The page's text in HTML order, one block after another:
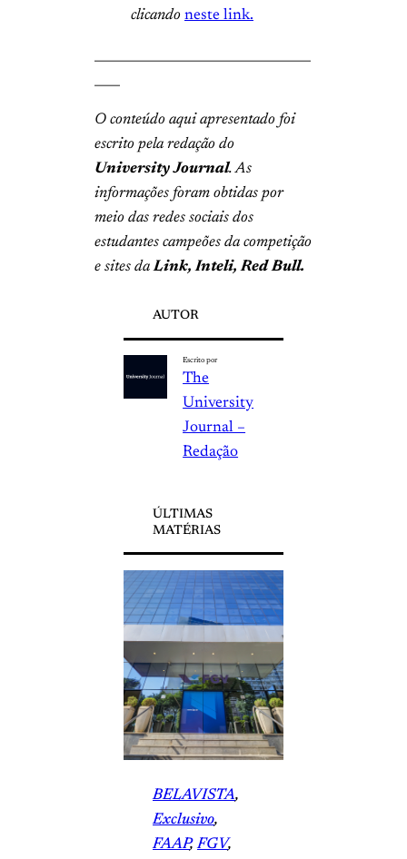
clicando neste link.
O conteúdo aqui apresentado foi
escrito pela redação do
University Journal. As
informações foram obtidas por
meio das redes sociais dos
estudantes campeões da competição
e sites daLink, Inteli, Red Bull.
AUTOR
Escrito por
The
University
Journal –
Redação
ÚLTIMAS
MATÉRIAS
BELAVISTA
Exclusivo
FAAP, FGV